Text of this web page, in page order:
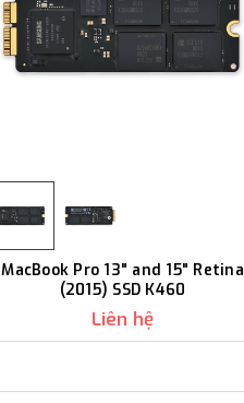
MacBook Pro 13" and 15" Retina
(2015) SSD K460
Liên hệ